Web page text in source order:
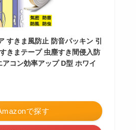
すきま風防止 防音パッキン 引
きまテープ 虫塵すき間侵入防
コン効率アップ D型 ホワイ
で探す